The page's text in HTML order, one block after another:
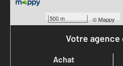
500 m ©Mappy
Votre agence
Achat